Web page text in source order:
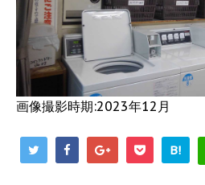
画像撮影時期:2023年12月
B!